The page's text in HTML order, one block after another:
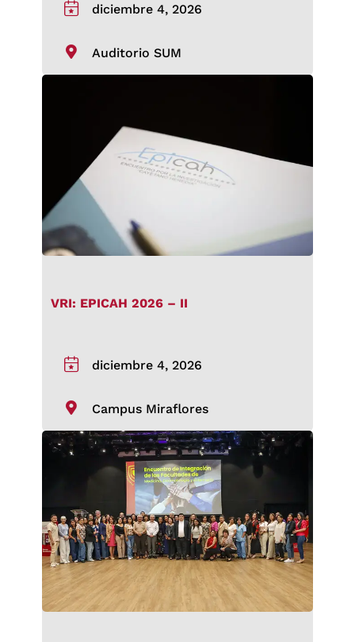
diciembre 4, 2026
Auditorio SUM
VRI: EPICAH 2026 – II
diciembre 4, 2026
Campus Miraflores